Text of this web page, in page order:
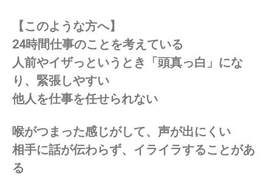
【このような方へ】
24時間仕事のことを考えている
人前やイザっというとき「頭真っ白」にな
り、緊張しやすい
他人を仕事を任せられない
喉がつまった感じがして、声が出にくい
相手に話が伝わらず、イライラすることがあ
る